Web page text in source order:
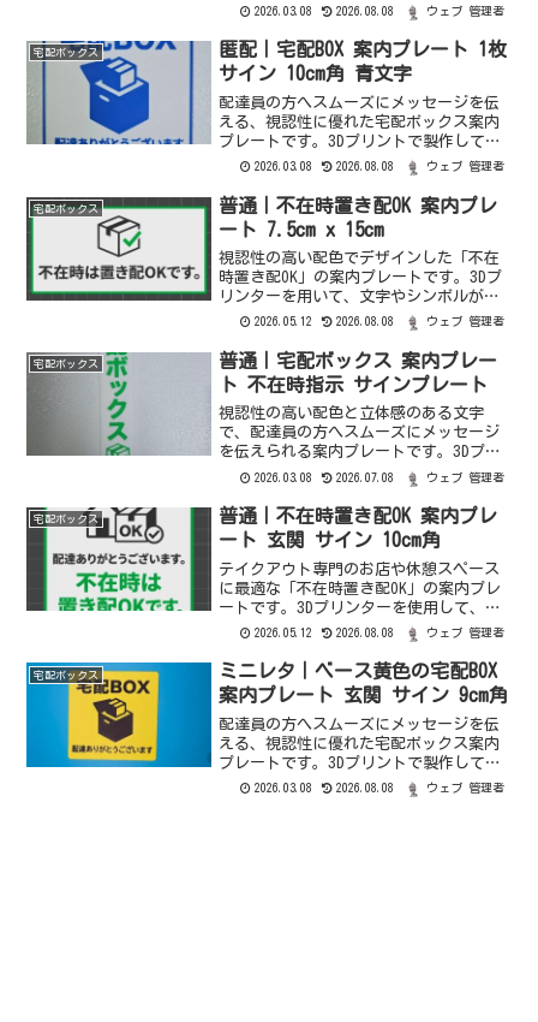
り、立体感のある文字と配色で、ステッ
カーとは一味違う質感と存在感がありま
す。配送方法クリックポストオーダーメ
ードサイズ変更、ベース...
2026.03.08 2026.08.08 ウェブ 管理者
宅配ボックス
匿配｜宅配BOX 案内プレート 1枚
サイン 10cm角 青文字
配達員の方へスムーズにメッセージを伝
える、視認性に優れた宅配ボックス案内
プレートです。3Dプリントで製作してお
り、立体感のある文字と配色で、ステッ
カーとは一味違う質感と存在感がありま
す。配送方法クリックポストオーダーメ
ードサイズ変更、ベース...
2026.03.08 2026.08.08 ウェブ 管理者
宅配ボックス
普通｜不在時置き配OK 案内プレ
ート 7.5cm x 15cm
視認性の高い配色でデザインした「不在
時置き配OK」の案内プレートです。3Dプ
リンターを用いて、文字やシンボルが立
体的に浮かび上がるように製作いたしま
した。配送方法郵便（定形）オーダーメ
ードサイズ変更、ベースの厚み変更、文
字・マーク凸部の高さ...
2026.05.12 2026.08.08 ウェブ 管理者
宅配ボックス
普通｜宅配ボックス 案内プレー
ト 不在時指示 サインプレート
視認性の高い配色と立体感のある文字
で、配達員の方へスムーズにメッセージ
を伝えられる案内プレートです。3Dプリ
ントで製作しており、既製品にはない独
特の質感が特徴です。配送方法郵便（定
形）オーダーメードサイズ変更、ベース
の厚み変更、文字・マーク...
2026.03.08 2026.07.08 ウェブ 管理者
宅配ボックス
普通｜不在時置き配OK 案内プレ
ート 玄関 サイン 10cm角
テイクアウト専門のお店や休憩スペース
に最適な「不在時置き配OK」の案内プレ
ートです。3Dプリンターを使用して、視
認性の高いピクトグラムと日英表記のデ
ザインで製作いたしました。配送方法郵
便（定形）オーダーメードサイズ変更、
ベースや文字・マーク...
2026.05.12 2026.08.08 ウェブ 管理者
宅配ボックス
ミニレタ｜ベース黄色の宅配BOX
案内プレート 玄関 サイン 9cm角
配達員の方へスムーズにメッセージを伝
える、視認性に優れた宅配ボックス案内
プレートです。3Dプリントで製作してお
り、立体的な文字と配色で、ステッカー
とは一味違う質感と存在感があります。
2026.03.08 2026.08.08 ウェブ 管理者